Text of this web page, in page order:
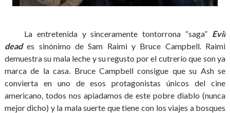
La entretenida y sinceramente tontorrona “saga” Evil
deades sinónimo de Sam Raimi y Bruce Campbell. Raimi
demuestra su mala leche y su regusto por el cutrerío que son ya
marca de la casa. Bruce Campbell consigue que su Ash se
convierta en uno de esos protagonistas únicos del cine
americano, todos nos apiadamos de este pobre diablo (nunca
mejor dicho) y la mala suerte que tiene con los viajes a bosques